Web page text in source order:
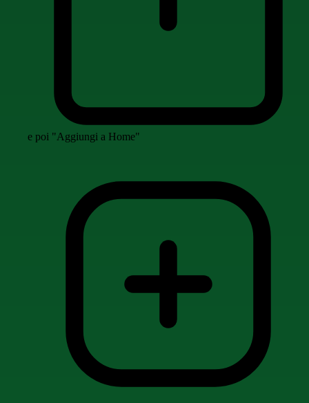
e poi "Aggiungi a Home"